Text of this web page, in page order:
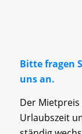
Bitte fragen
uns an.
Der
Urlaubszeit